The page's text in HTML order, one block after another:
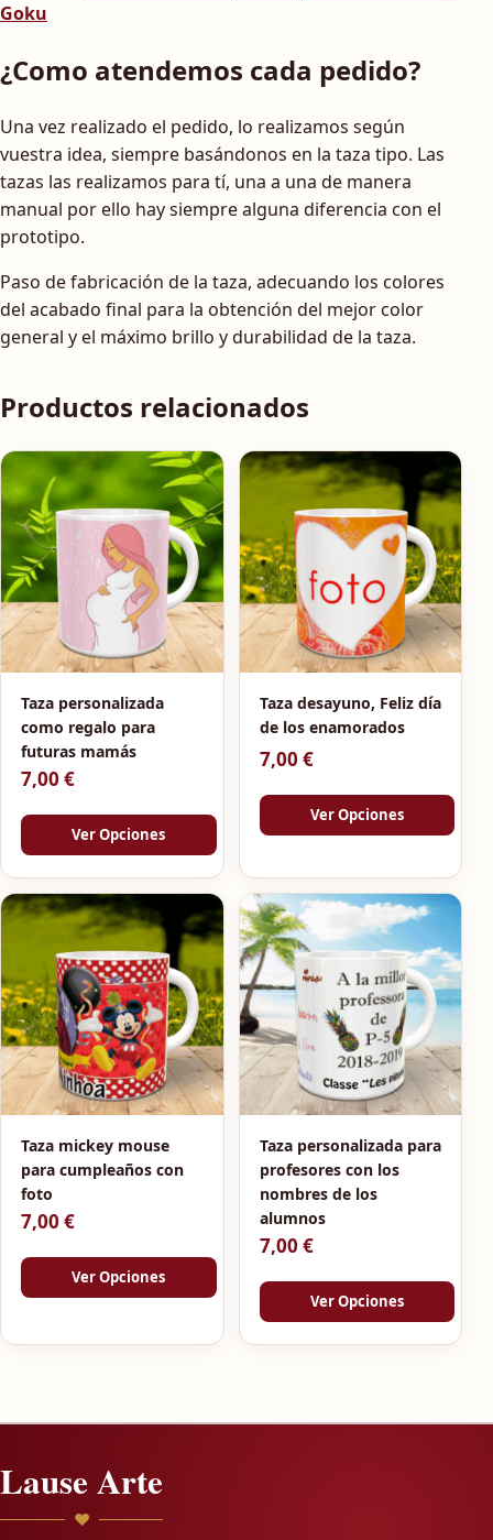
Goku
¿Como atendemos cada pedido?
Una vez realizado el pedido, lo realizamos según
vuestra idea, siempre basándonos en la taza tipo. Las
tazas las realizamos para tí, una a una de manera
manual por ello hay siempre alguna diferencia con el
prototipo.
Paso de fabricación de la taza, adecuando los colores
del acabado final para la obtención del mejor color
general y el máximo brillo y durabilidad de la taza.
Productos relacionados
Taza personalizada
como regalo para
futuras mamás
7,00 €
Ver Opciones
Taza desayuno, Feliz día
de los enamorados
7,00 €
Ver Opciones
Taza mickey mouse
para cumpleaños con
foto
7,00 €
Ver Opciones
Taza personalizada para
profesores con los
nombres de los
alumnos
7,00 €
Ver Opciones
Lause Arte
♥